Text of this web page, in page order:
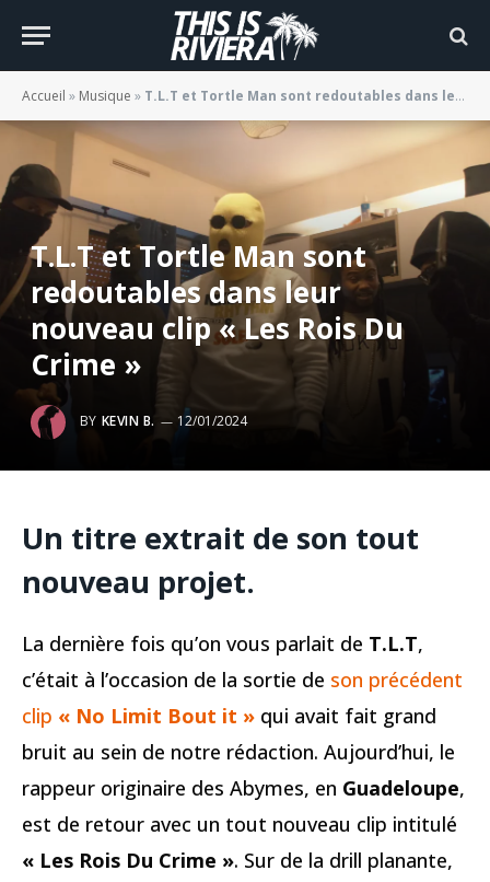
Accueil » Musique » T.L.T et Tortle Man sont redoutables dans leur nouveau clip « Les Rois Du Crime »
T.L.T et Tortle Man sont
redoutables dans leur
nouveau clip « Les Rois Du
Crime »
BY KEVIN B. 12/01/2024
Un titre extrait de son tout
nouveau projet.
La dernière fois qu’on vous parlait de T.L.T,
c’était à l’occasion de la sortie de son précédent
clip « No Limit Bout it » qui avait fait grand
bruit au sein de notre rédaction. Aujourd’hui, le
rappeur originaire des Abymes, en Guadeloupe,
est de retour avec un tout nouveau clip intitulé
« Les Rois Du Crime ». Sur de la drill planante,